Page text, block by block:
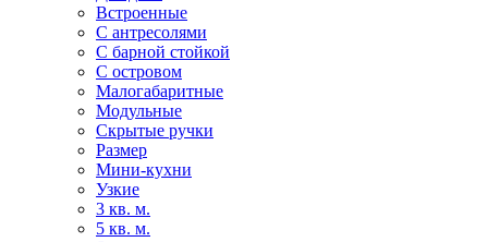
Встроенные
С антресолями
С барной стойкой
С островом
Малогабаритные
Модульные
Скрытые ручки
Размер
Мини-кухни
Узкие
3 кв. м.
5 кв. м.